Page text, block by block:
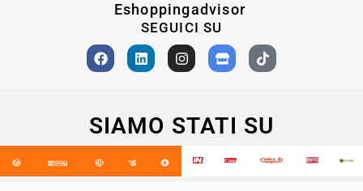
Eshoppingadvisor
SEGUICI SU
SIAMO STATI SU